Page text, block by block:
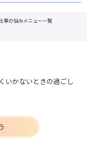
事の悩みメニュー一覧
いかないときの過ごし